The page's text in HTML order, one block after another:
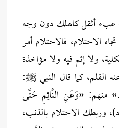
عبء أثقل كاهلك دون وجه
الاحتلام، فالاحتلام أمر
ولا إثم فيه ولا مؤاخذة
القلم، كما قال النبي ﷺ:
منهم: «وَعَنِ النَّائِمِ حَتَّى
وربطك الاحتلام بالذنب،